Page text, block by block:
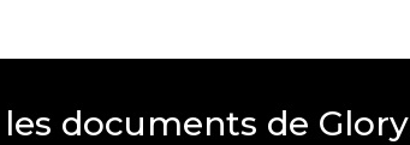
documents de Glory